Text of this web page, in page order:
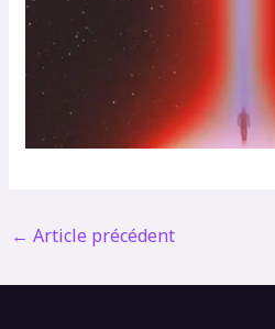
← Article précédent